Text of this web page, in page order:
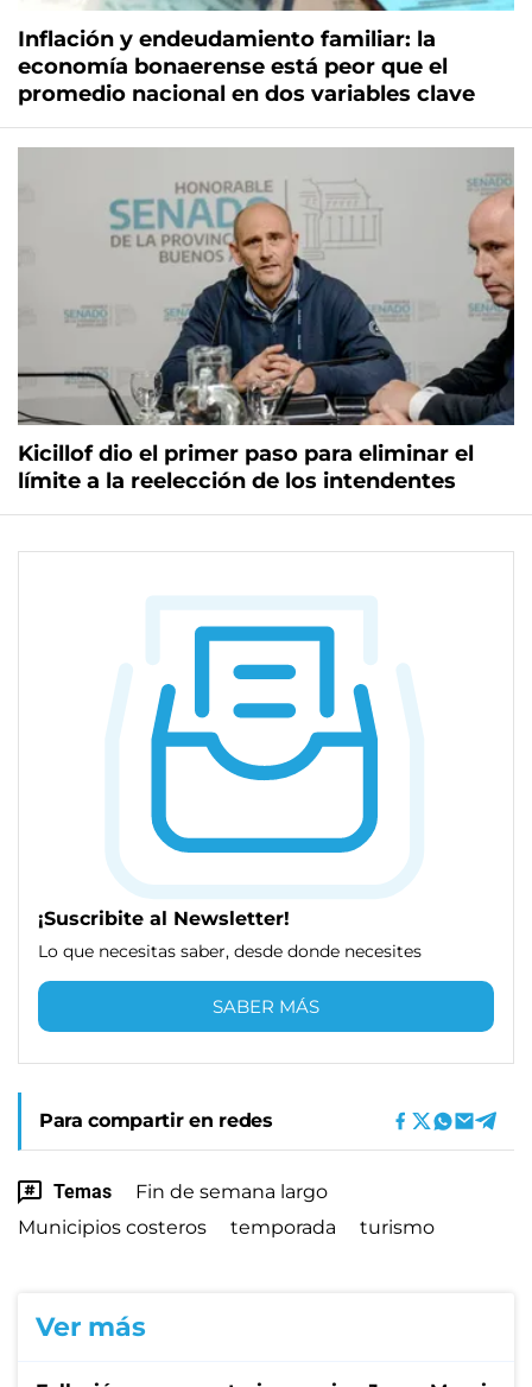
Inflación y endeudamiento familiar: la
economía bonaerense está peor que el
promedio nacional en dos variables clave
Kicillof dio el primer paso para eliminar el
límite a la reelección de los intendentes
¡Suscribite al Newsletter!
Lo que necesitas saber, desde donde necesites
SABER MÁS
Para compartir en redes
Temas
Fin de semana largo
Municipios costeros
temporada turismo
Ver más